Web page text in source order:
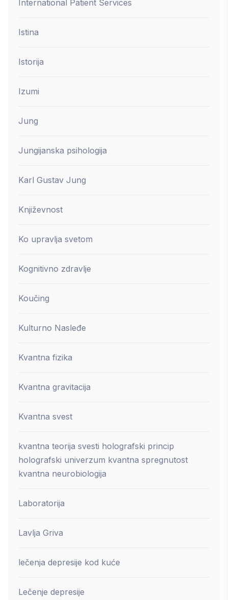
International Patient Services
Istina
Istorija
Izumi
Jung
Jungijanska psihologija
Karl Gustav Jung
Književnost
Ko upravlja svetom
Kognitivno zdravlje
Koučing
Kulturno Nasleđe
Kvantna fizika
Kvantna gravitacija
Kvantna svest
kvantna teorija svesti holografski princip
holografski univerzum kvantna spregnutost
kvantna neurobiologija
Laboratorija
Lavlja Griva
lečenja depresije kod kuće
Lečenje depresije